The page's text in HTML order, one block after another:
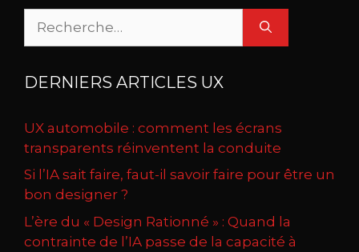
DERNIERS ARTICLES UX
UX automobile : comment les écrans
transparents réinventent la conduite
Si l’IA sait faire, faut-il savoir faire pour être un
bon designer ?
L’ère du « Design Rationné » : Quand la
contrainte de l’IA passe de la capacité à